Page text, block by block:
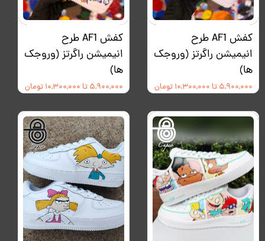
کفش AF1 طرح
انیمیشن راگرتز (وروجک
ها)
۵,۹۰۰,۰۰۰ تا ۱۰,۳۰۰,۰۰۰ تومان
کفش AF1 طرح
انیمیشن راگرتز (وروجک
ها)
۵,۹۰۰,۰۰۰ تا ۱۰,۳۰۰,۰۰۰ تومان